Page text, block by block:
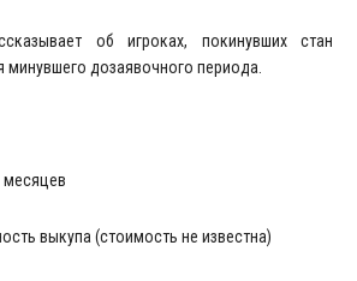
об игроках, покинувших стан
минувшего дозаявочного периода.
месяцев
выкупа (стоимость не известна)